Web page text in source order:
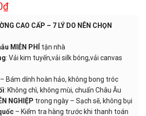
₫
CAO CẤP – 7 LÝ DO NÊN CHỌN
MIỄN PHÍ tận nhà
: Vải kim tuyến,vải silk bóng,vải canvas
– Bám dính hoàn hảo, không bong tróc
: Không chì, không mùi, chuẩn Châu Âu
NGHIỆP trong ngày – Sạch sẽ, không bụi
– Kiểm tra hàng trước khi thanh toán